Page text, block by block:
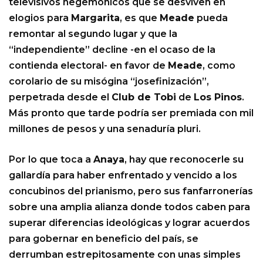
televisivos hegemónicos que se desviven en
elogios para Margarita, es que Meade pueda
remontar al segundo lugar y que la
“independiente” decline -en el ocaso de la
contienda electoral- en favor de Meade, como
corolario de su misógina “josefinización”,
perpetrada desde el Club de Tobi de Los Pinos.
Más pronto que tarde podría ser premiada con mil
millones de pesos y una senaduría pluri.
Por lo que toca a Anaya, hay que reconocerle su
gallardía para haber enfrentado y vencido a los
concubinos del prianismo, pero sus fanfarronerías
sobre una amplia alianza donde todos caben para
superar diferencias ideológicas y lograr acuerdos
para gobernar en beneficio del país, se
derrumban estrepitosamente con unas simples